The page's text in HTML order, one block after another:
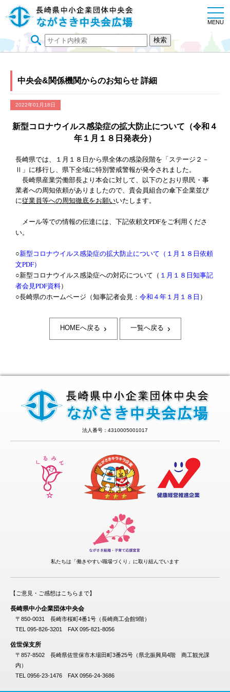
MENU
中央会&関係機関からのお知らせ 詳細
2022年01月18日
新型コロナウイルス感染症の拡大防止について（令和４
年１月１８日発表分）
長崎県では、１月１８日から県全体の感染段階を「ステージ２－
Ⅱ」に移行し、県下全域に特別警戒警報が発令されました。
長崎県産業労働部長より本会に対して、以下のとおり県民・事
業者への周知依頼がありましたので、貴会員組合の傘下企業並び
に従業員等への周知徹底をお願いいたします。
メール等での情報の伝達には、下記依頼文PDFをご利用くださ
い。
○新型コロナウイルス感染症の拡大防止について（１月１８日依頼
文PDF）
○新型コロナウイルス感染症への対応について（ １月１８日知事記
者会見PDF資料）
○長崎県のホームページ（知事記者会見： 令和４年１月１８日 ）
HOMEへ戻る › 一覧へ戻る ›
法人番号：4310005001017
私たちは「働きやすい職場づくり」に取り組んでいます
【ご意見・ご感想はこちらまで】
長崎県中小企業団体中央会
〒850-0031 長崎市桜町4番1号（長崎商工会館9階）
TEL 095-826-3201 FAX 095-821-8056
佐世保支所
〒857-8502 長崎県佐世保市木場田町3番25号（県北振興局4階 商工観光課
内）
TEL 0956-23-1476 FAX 0956-24-3686